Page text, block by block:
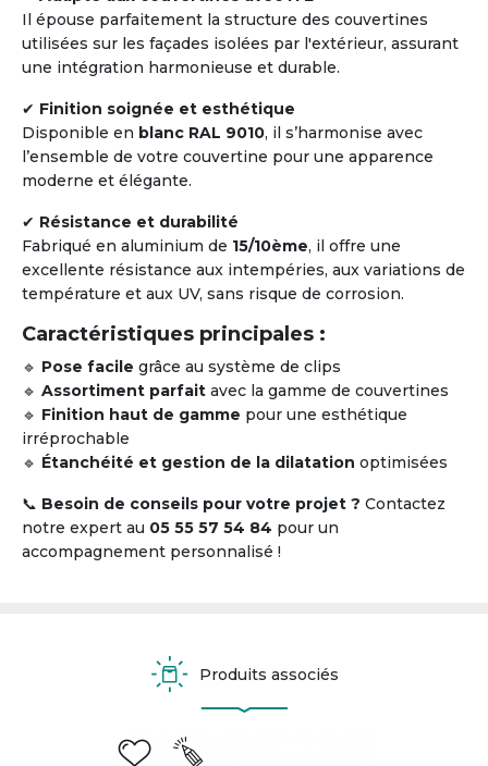
Il épouse parfaitement la structure des couvertines
utilisées sur les façades isolées par l'extérieur, assurant
une intégration harmonieuse et durable.
✔ Finition soignée et esthétique
Disponible en blanc RAL 9010, il s’harmonise avec
l’ensemble de votre couvertine pour une apparence
moderne et élégante.
✔ Résistance et durabilité
Fabriqué en aluminium de 15/10ème, il offre une
excellente résistance aux intempéries, aux variations de
température et aux UV, sans risque de corrosion.
Caractéristiques principales :
🔹 Pose facile grâce au système de clips
🔹 Assortiment parfait avec la gamme de couvertines
🔹 Finition haut de gamme pour une esthétique
irréprochable
🔹 Étanchéité et gestion de la dilatation optimisées
📞 Besoin de conseils pour votre projet ? Contactez
notre expert au 05 55 57 54 84 pour un
accompagnement personnalisé !
Produits associés